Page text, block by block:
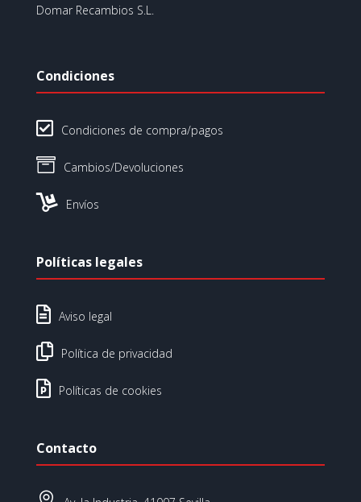
Domar Recambios S.L.
Condiciones
 Condiciones de compra/pagos
 Cambios/Devoluciones
 Envíos
Políticas legales
 Aviso legal
 Política de privacidad
 Políticas de cookies
Contacto